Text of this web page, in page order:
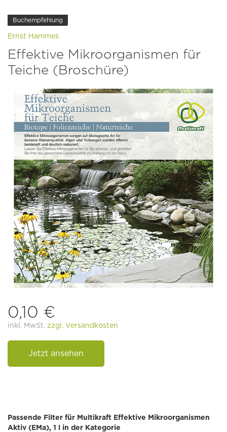
Buchempfehlung
Ernst Hammes
Effektive Mikroorganismen für
Teiche (Broschüre)
0,10 €
inkl. MwSt. zzgl. Versandkosten
Jetzt ansehen
Passende Filter für Multikraft Effektive Mikroorganismen
Aktiv (EMa), 1 l in der Kategorie